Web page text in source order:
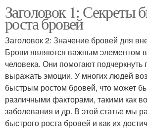
Заголовок 1: Секреты
роста бровей
Заголовок 2: Значение бровей для
Брови являются важным элементом
человека. Они помогают подчеркнуть
выражать эмоции. У многих людей
быстрым ростом бровей, что может
различными факторами, такими как
заболевания и др. В этой статье мы
быстрого роста бровей и как их